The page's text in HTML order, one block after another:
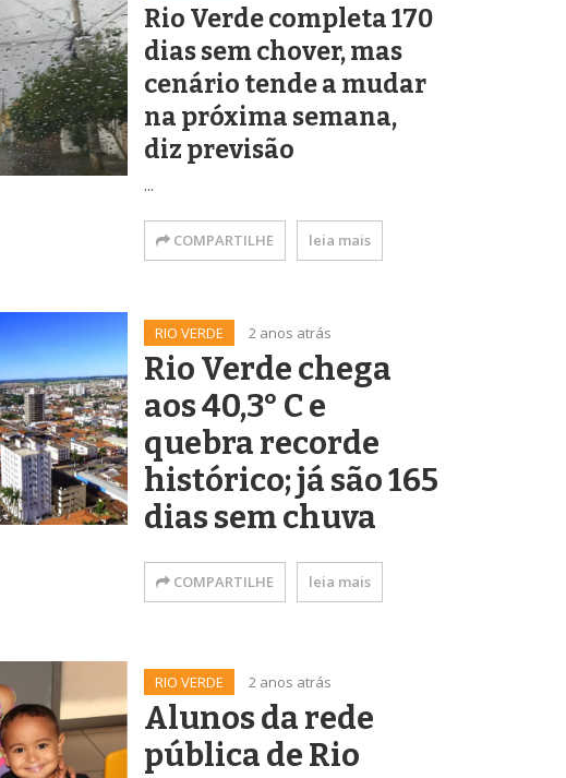
Rio Verde completa 170
dias sem chover, mas
cenário tende a mudar
na próxima semana,
diz previsão
...
COMPARTILHE leia mais
RIO VERDE 2 anos atrás
Rio Verde chega
aos 40,3° C e
quebra recorde
histórico; já são 165
dias sem chuva
COMPARTILHE leia mais
RIO VERDE 2 anos atrás
Alunos da rede
pública de Rio